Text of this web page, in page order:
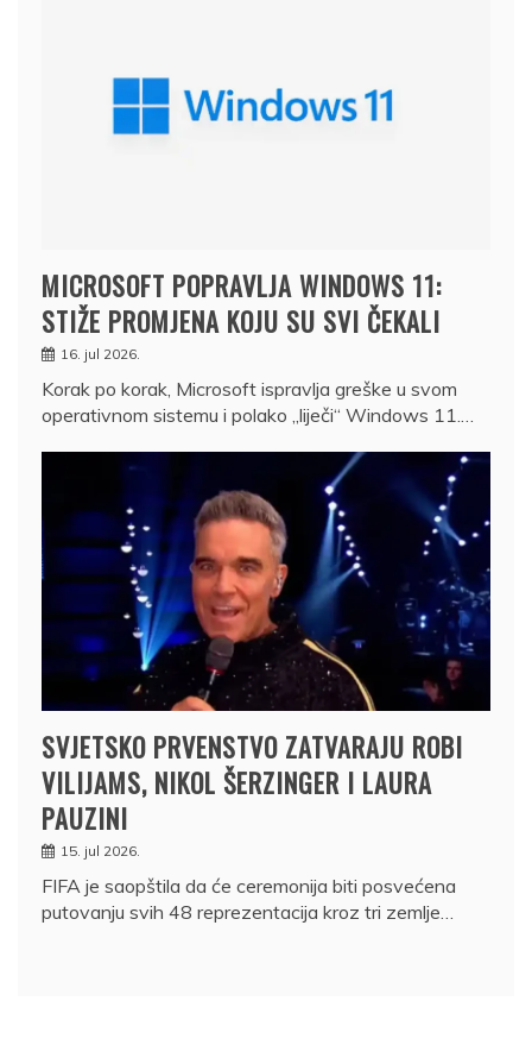
MICROSOFT POPRAVLJA WINDOWS 11:
STIŽE PROMJENA KOJU SU SVI ČEKALI
16. jul 2026.
Korak po korak, Microsoft ispravlja greške u svom
operativnom sistemu i polako „liječi“ Windows 11.…
SVJETSKO PRVENSTVO ZATVARAJU ROBI
VILIJAMS, NIKOL ŠERZINGER I LAURA
PAUZINI
15. jul 2026.
FIFA je saopštila da će ceremonija biti posvećena
putovanju svih 48 reprezentacija kroz tri zemlje…